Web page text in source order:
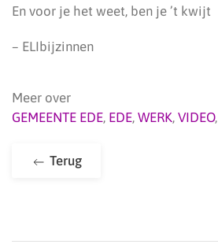
En voor je het weet, ben je ’t kwijt
– ELIbijzinnen
Meer over
GEMEENTE EDE, EDE, WERK, VIDEO,
Terug